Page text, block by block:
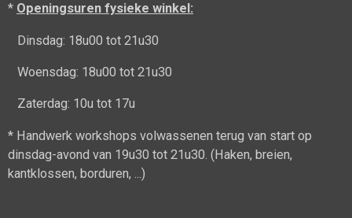
* Openingsuren fysieke winkel:
Dinsdag: 18u00 tot 21u30
Woensdag: 18u00 tot 21u30
Zaterdag: 10u tot 17u
* Handwerk workshops volwassenen terug van start op
dinsdag-avond van 19u30 tot 21u30. (Haken, breien,
kantklossen, borduren, ...)